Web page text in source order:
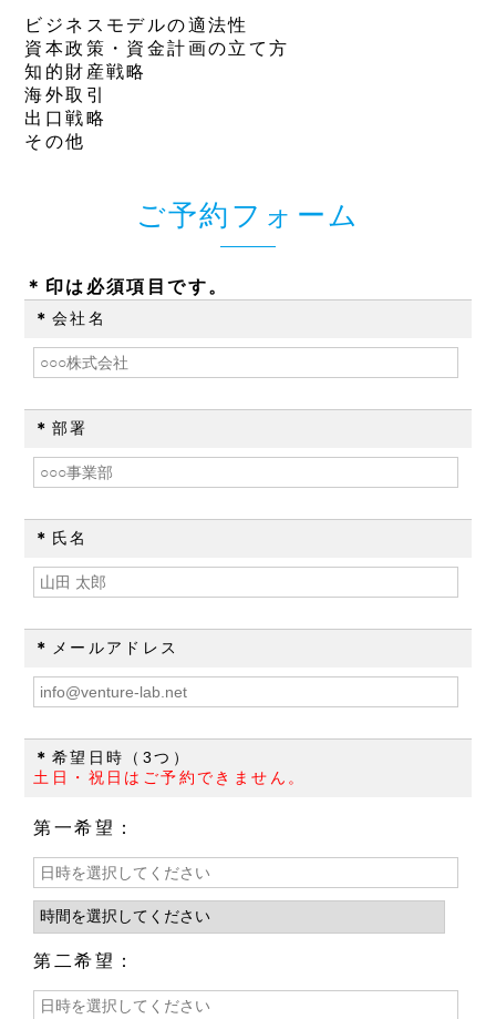
ビジネスモデルの適法性
資本政策・資金計画の立て方
知的財産戦略
海外取引
出口戦略
その他
ご予約フォーム
＊印は必須項目です。
＊ 会社名
＊ 部署
＊ 氏名
＊ メールアドレス
＊ 希望日時（3つ）
土日・祝日はご予約できません。
第一希望：
第二希望：